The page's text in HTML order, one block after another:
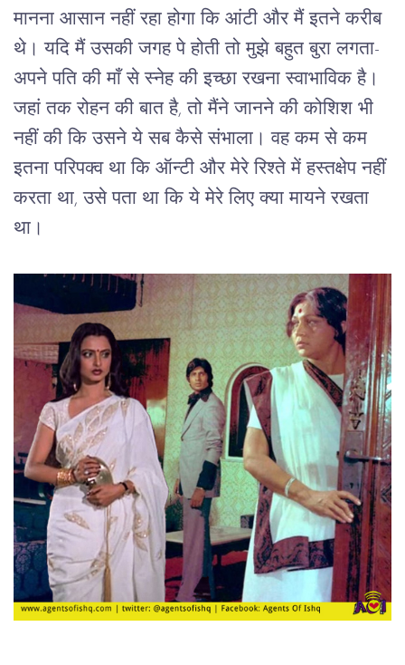
मानना आसान नहीं रहा होगा कि आंटी और मैं इतने करीब
थे। यदि मैं उसकी जगह पे होती तो मुझे बहुत बुरा लगता-
अपने पति की माँ से स्नेह की इच्छा रखना स्वाभाविक है।
जहां तक रोहन की बात है, तो मैंने जानने की कोशिश भी
नहीं की कि उसने ये सब कैसे संभाला। वह कम से कम
इतना परिपक्व था कि ऑन्टी और मेरे रिश्ते में हस्तक्षेप नहीं
करता था, उसे पता था कि ये मेरे लिए क्या मायने रखता
था।